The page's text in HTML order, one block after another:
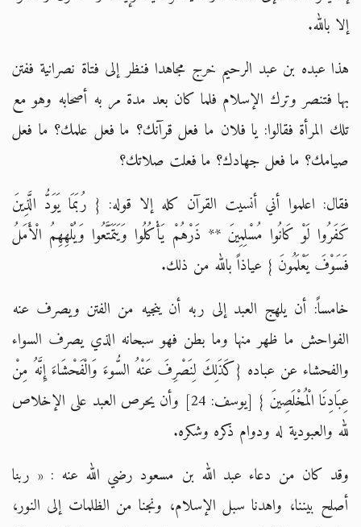
إلا بالله.
هذا عبده بن عبد الرحيم خرج مجاهدا فنظر إلى فتاة نصرانية ففتن
بها فتنصر وترك الإسلام فلما كان بعد مدة مر به أصحابه وهو مع
تلك المرأة فقالوا: يا فلان ما فعل قرآنك؟ ما فعل علمك؟ ما فعل
صيامك؟ ما فعل جهادك؟ ما فعلت صلاتك؟
فقال: اعلموا أني أنسيت القرآن كله إلا قوله: { رُبَمَا يَوَدُّ الَّذِينَ
كَفَرُوا لَوْ كَانُوا مُسْلِمِينَ ** ذَرْهُمْ يَأْكُلُوا وَيَتَمَتَّعُوا وَيُلْهِهِمُ الْأَمَلُ
فَسَوْفَ يَعْلَمُونَ } عياذاً بالله من ذلك.
خامساً: أن يلهج العبد إلى ربه أن ينجيه من الفتن ويصرف عنه
الفواحش ما ظهر منها وما بطن فهو سبحانه الذي يصرف السواء
والفحشاء عن عباده {كَذَلِكَ لِنَصْرِفَ عَنْهُ السُّوءَ وَالْفَحْشَاءَ إِنَّهُ مِنْ
عِبَادِنَا الْمُخْلَصِينَ } [يوسف: 24] وأن يحرص العبد على الإخلاص
لله والعبودية له ودوام ذكره وشكره.
وقد كان من دعاء عبد الله بن مسعود رضي الله عنه : « ربنا
أصلح بيننا، واهدنا سبل الإسلام، ونجنا من الظلمات إلى النور،